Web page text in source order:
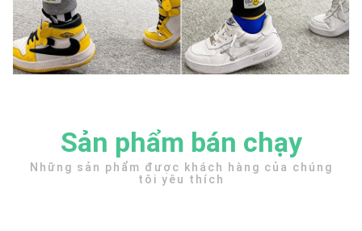
Sản phẩm bán chạy
Những sản phẩm được khách hàng của chúng
tôi yêu thích